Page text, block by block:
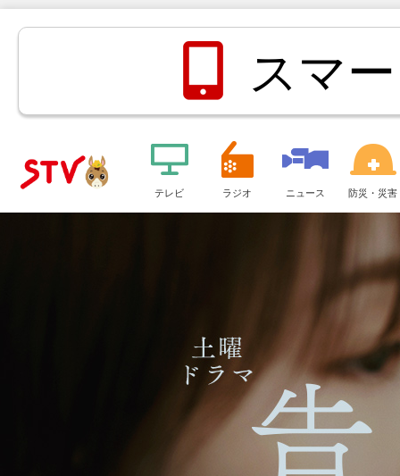
ＳＴＶ札
スマ
メ
ュ
テレビ ラジオ ニュース 防災・災害